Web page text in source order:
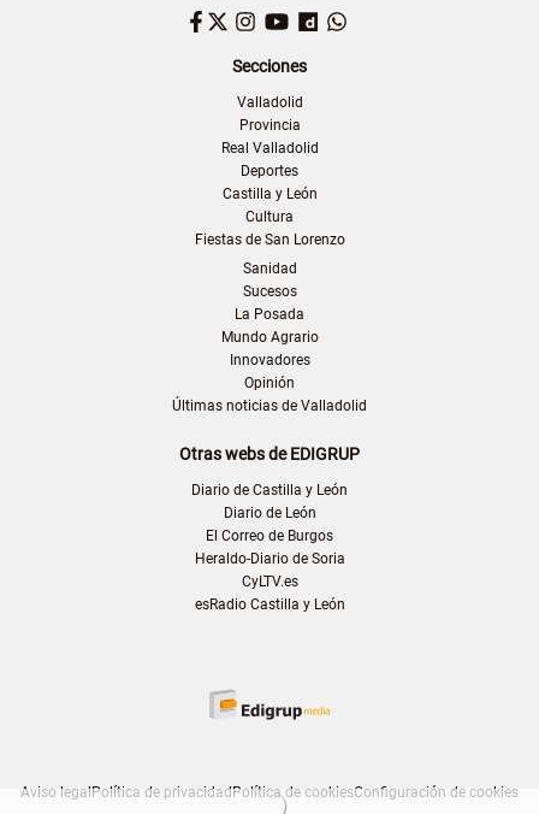
Facebook
TwitterInstagram
YouTubeDailymotion
Secciones
Valladolid
Provincia
Real Valladolid
Deportes
Castilla y León
Cultura
Fiestas de San Lorenzo
Sanidad
Sucesos
La Posada
Mundo Agrario
Innovadores
Opinión
Últimas noticias de Valladolid
Otras webs de EDIGRUP
Diario de Castilla y León
Diario de León
El Correo de Burgos
Heraldo-Diario de Soria
CyLTV.es
esRadio Castilla y León
Aviso legalPolítica de privacidadPolítica de cookiesConfiguración de cookies